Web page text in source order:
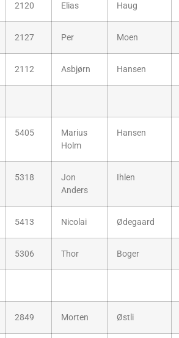
2120 Elias Haug
2127 Per Moen
2112 Asbjørn Hansen
5405
Marius
Holm
Hansen
5318
Jon
Anders
Ihlen
5413 Nicolai Ødegaard
5306 Thor Boger
2849 Morten Østli